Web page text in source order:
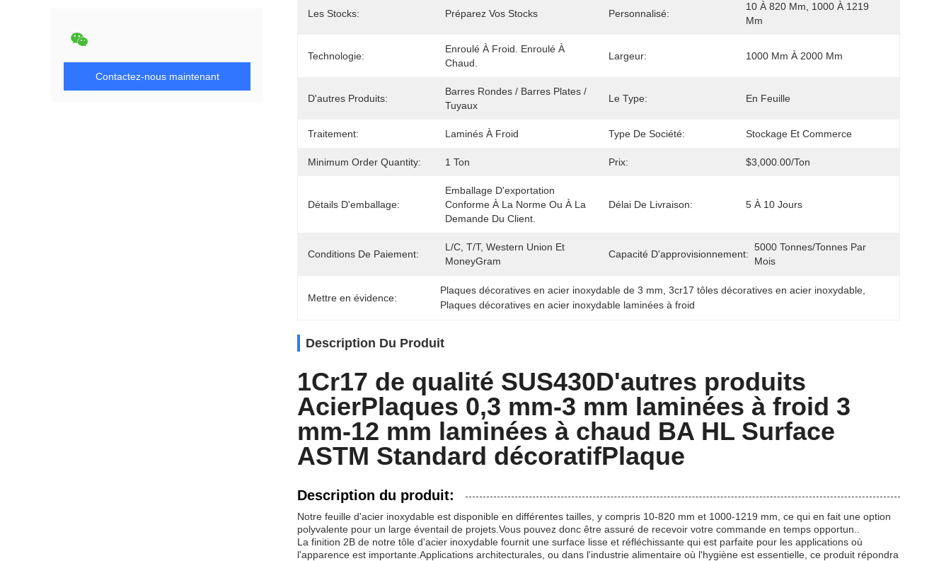
Contactez-nous maintenant
Les Stocks: Préparez Vos Stocks Personnalisé:
10 À 820 Mm, 1000 À 1219
Mm
Technologie:
Enroulé À Froid. Enroulé À
Chaud.
Largeur: 1000 Mm À 2000 Mm
D'autres Produits:
Barres Rondes / Barres Plates /
Tuyaux
Le Type: En Feuille
Traitement: Laminés À Froid Type De Société: Stockage Et Commerce
Minimum Order Quantity: 1 Ton Prix: $3,000.00/ton
Détails D'emballage:
Emballage D'exportation
Conforme À La Norme Ou À La
Demande Du Client.
Délai De Livraison: 5 À 10 Jours
Conditions De Paiement:
L/C, T/T, Western Union Et
MoneyGram
Capacité D'approvisionnement:
5000 Tonnes/tonnes Par
Mois
Mettre en évidence:
Plaques décoratives en acier inoxydable de 3 mm , 3cr17 tôles décoratives en acier inoxydable
Plaques décoratives en acier inoxydable laminées à froid
Description Du Produit
1Cr17 de qualité SUS430D'autres produits
AcierPlaques 0,3 mm-3 mm laminées à froid 3
mm-12 mm laminées à chaud BA HL Surface
ASTM Standard décoratifPlaque
Description du produit:
Notre feuille d'acier inoxydable est disponible en différentes tailles, y compris 10-820 mm et 1000-1219 mm, ce qui en fait une option
polyvalente pour un large éventail de projets.Vous pouvez donc être assuré de recevoir votre commande en temps opportun..
La finition 2B de notre tôle d'acier inoxydable fournit une surface lisse et réfléchissante qui est parfaite pour les applications où
l'apparence est importante.Applications architecturales, ou dans l'industrie alimentaire où l'hygiène est essentielle, ce produit répondra